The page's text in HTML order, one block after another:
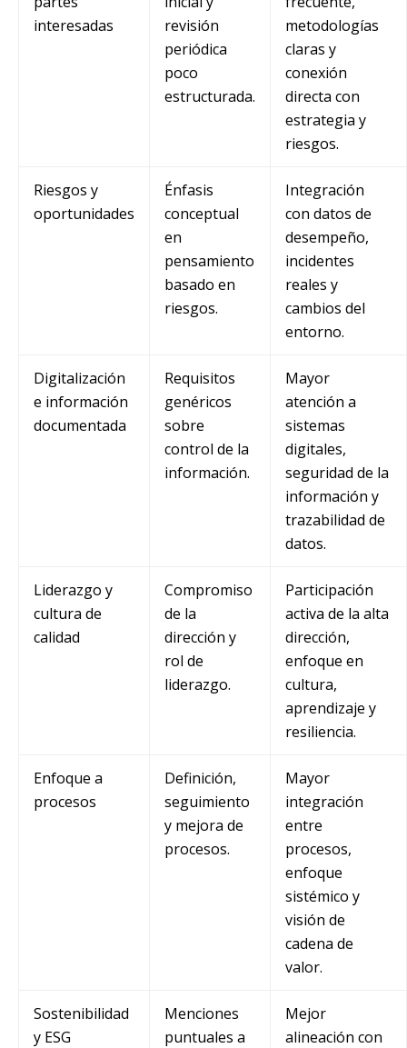
interesadas
revisión
periódica
poco
estructurada.
metodologías
claras y
conexión
directa con
estrategia y
riesgos.
Riesgos y
oportunidades
Énfasis
conceptual
en
pensamiento
basado en
riesgos.
Integración
con datos de
desempeño,
incidentes
reales y
cambios del
entorno.
Digitalización
e información
documentada
Requisitos
genéricos
sobre
control de la
información.
Mayor
atención a
sistemas
digitales,
seguridad de la
información y
trazabilidad de
datos.
Liderazgo y
cultura de
calidad
Compromiso
de la
dirección y
rol de
liderazgo.
Participación
activa de la alta
dirección,
enfoque en
cultura,
aprendizaje y
resiliencia.
Enfoque a
procesos
Definición,
seguimiento
y mejora de
procesos.
Mayor
integración
entre
procesos,
enfoque
sistémico y
visión de
cadena de
valor.
Sostenibilidad
y ESG
Menciones
puntuales a
Mejor
alineación con